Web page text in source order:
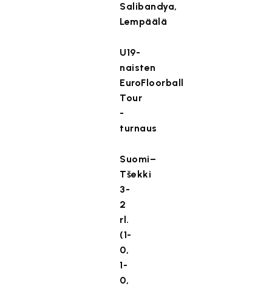
Salibandya,
Lempäälä
U19-
naisten
EuroFloorball
Tour
-
turnaus
Suomi–
Tšekki
3-
2
rl.
(1-
0,
1-
0,